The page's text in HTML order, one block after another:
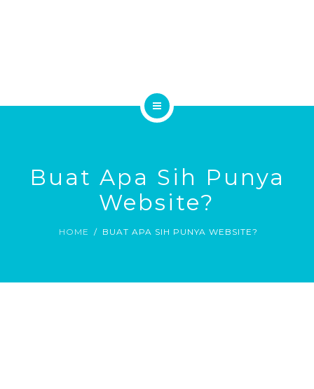
JASA SEO GOOGLE
Buat Apa Sih Punya
Website?
HOME BUAT APA SIH PUNYA WEBSITE?